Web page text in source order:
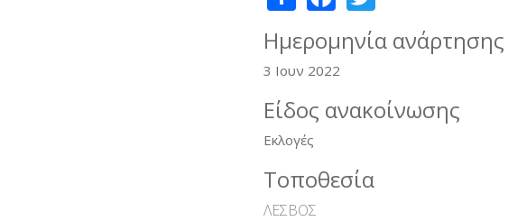
Ημερομηνία ανάρτησης
3 Ιουν 2022
Είδος ανακοίνωσης
Εκλογές
Τοποθεσία
ΛΕΣΒΟΣ